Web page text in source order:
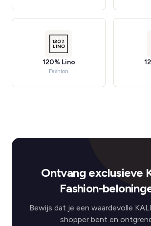
120% Lino
Fashion
Ontvang exclusieve
Fashion-
Bewijs dat je een waardevolle
shopper bent en